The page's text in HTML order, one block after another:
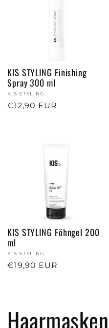
KIS STYLING Finishing
Spray 300 ml
Anbieter:
KIS STYLING
Normaler
€12,90 EUR
KIS STYLING Föhngel 200
ml
Anbieter:
KIS STYLING
Normaler
€19,90 EUR
K
Haarmasken